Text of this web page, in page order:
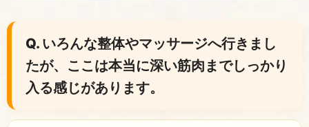
Q. いろんな整体やマッサージへ行きまし
たが、ここは本当に深い筋肉までしっかり
入る感じがあります。